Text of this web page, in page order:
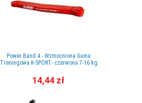
Power Band 4 - Wzmocniona Guma
Treningowa K-SPORT- czerwona 7-16 kg
14,44 zł